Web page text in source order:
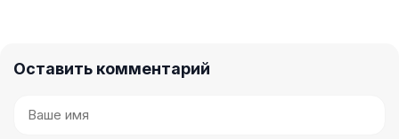
Оставить комментарий